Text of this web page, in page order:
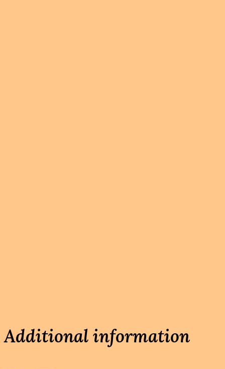
Additional information